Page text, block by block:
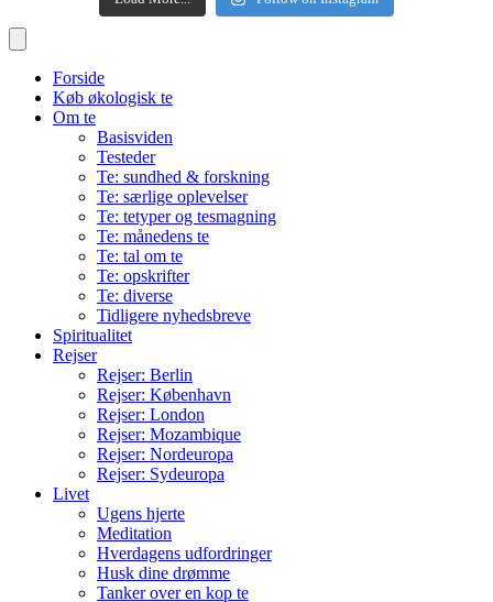
Forside
Køb økologisk te
Om te
Basisviden
Testeder
Te: sundhed & forskning
Te: særlige oplevelser
Te: tetyper og tesmagning
Te: månedens te
Te: tal om te
Te: opskrifter
Te: diverse
Tidligere nyhedsbreve
Spiritualitet
Rejser
Rejser: Berlin
Rejser: København
Rejser: London
Rejser: Mozambique
Rejser: Nordeuropa
Rejser: Sydeuropa
Livet
Ugens hjerte
Meditation
Hverdagens udfordringer
Husk dine drømme
Tanker over en kop te